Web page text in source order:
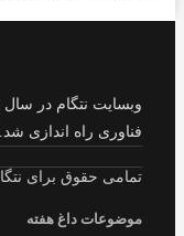
راه اندازی شد.
حقوق برای نتگام
داغ هفته